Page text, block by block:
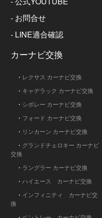
- お問合せ
- LINE適合確認
カーナビ交換
・ レクサス カーナビ交換
・ キャデラック カーナビ交換
・ シボレー カーナビ交換
・ フォード カーナビ交換
・ リンカーン カーナビ交換
・ グランドチェロキー カーナビ
交換
・ ラングラー カーナビ交換
・ ハイエース カーナビ交換
・ インフィニティ カーナビ交
換